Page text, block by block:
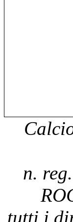
n.
tutti i